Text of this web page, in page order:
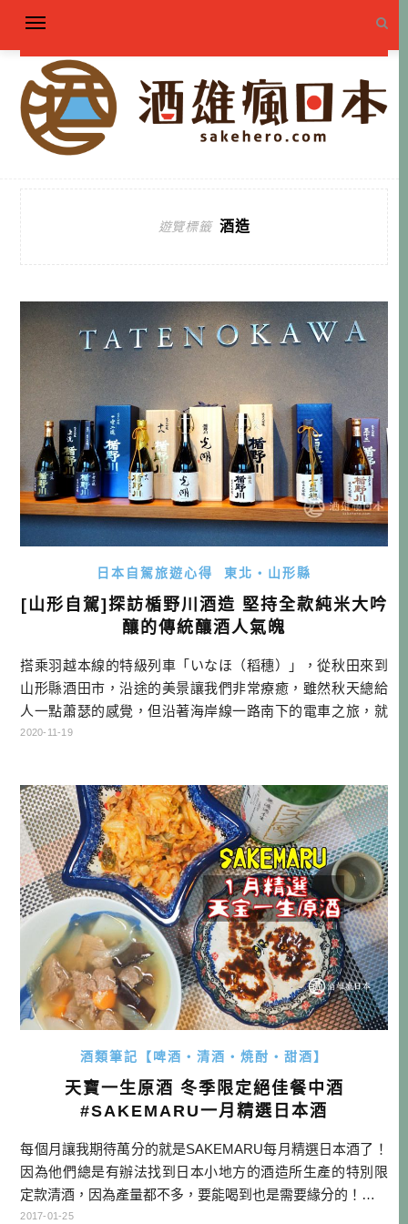
遊覽標籤 酒造
日本自駕旅遊心得 東北・山形縣
[山形自駕]探訪楯野川酒造 堅持全款純米大吟
釀的傳統釀酒人氣魄
搭乘羽越本線的特級列車「いなほ（稻穗）」，從秋田來到
山形縣酒田市，沿途的美景讓我們非常療癒，雖然秋天總給
人一點蕭瑟的感覺，但沿著海岸線一路南下的電車之旅，就
完全另當別論了！ 到了酒田，我想到的第一件事情，便是去
部以純米大吟釀決勝負的酒造，因此所有產品清一色都是純
米大吟釀，是不是很衝呢？ 之前看 […]…
2020-11-19
酒類筆記【啤酒・清酒・焼酎・甜酒】
天寶一生原酒 冬季限定絕佳餐中酒
#SAKEMARU一月精選日本酒
每個月讓我期待萬分的就是SAKEMARU每月精選日本酒了！
因為他們總是有辦法找到日本小地方的酒造所生產的特別限
定款清酒，因為產量都不多，要能喝到也是需要緣分的！…
2017-01-25